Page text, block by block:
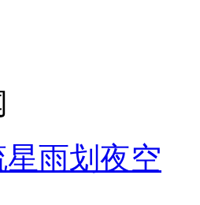
雨划夜空